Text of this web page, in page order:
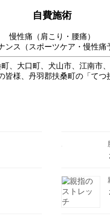
自費施術
慢性痛（肩こり・腰痛）
ンス（スポーツケア・慢性痛
、大口町、犬山市、江南市、
皆様、丹羽郡扶桑町の「てつ